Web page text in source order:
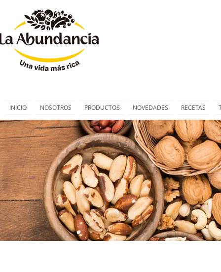
INICIO NOSOTROS PRODUCTOS NOVEDADES RECETAS